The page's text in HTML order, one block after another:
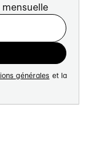
mensuelle
générales et la